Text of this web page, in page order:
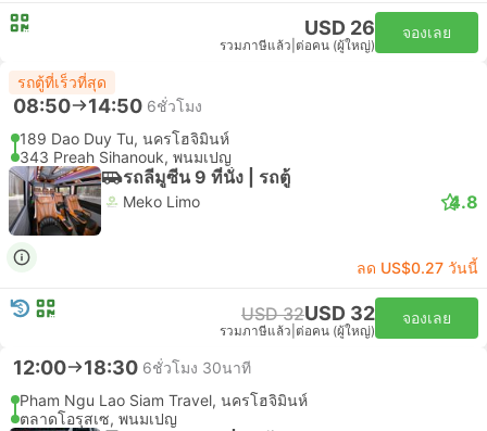
USD 26
รวมภาษีแล้ว ต่อคน (ผู้ใหญ่)
จองเลย
รถตู้ที่เร็วที่สุด
08:50 14:50 6ชั่วโมง
189 Dao Duy Tu, นครโฮจิมินห์
343 Preah Sihanouk, พนมเปญ
รถลีมูซีน 9 ที่นั่ง | รถตู้
Meko Limo 4.8
ลด US$0.27 วันนี้
USD 32USD 32
รวมภาษีแล้ว ต่อคน (ผู้ใหญ่)
จองเลย
12:00 18:30 6ชั่วโมง 30นาที
Pham Ngu Lao Siam Travel, นครโฮจิมินห์
ตลาดโอรุสเซ, พนมเปญ